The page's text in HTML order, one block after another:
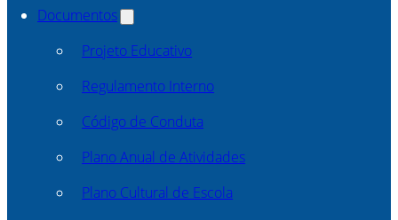
Documentos
Projeto Educativo
Regulamento Interno
Código de Conduta
Plano Anual de Atividades
Plano Cultural de Escola